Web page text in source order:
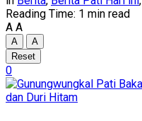
Reading Time: 1 min read
A A
A
A
Reset
0